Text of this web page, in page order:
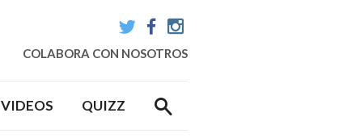
TwitterFacebookInstagram
COLABORA CON NOSOTROS
VIDEOS QUIZZ